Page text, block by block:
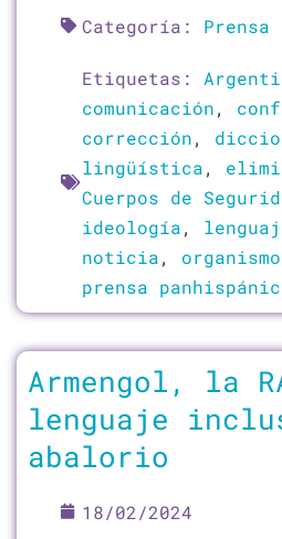
Categoría:
Etiquetas:
comunicación,
corrección,
lingüística,
Cuerpos de
ideología,
noticia,
prensa
Armengol, la
lenguaje
abalorio
18/02/2024